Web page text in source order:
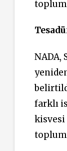
NADA,
farklı
kisvesi